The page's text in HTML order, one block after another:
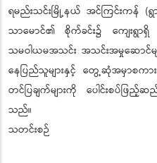
ရမည်းသင်းမြို့နယ် အင်ကြင်းကန် (ရွ
သာမောင်၏ စိုက်ခင်း၌ ကျေးရွာရှိ
သမဝါယမအသင်း အသင်းအမှုဆောင်မျာ
နေပြည်သူများနှင့် တွေ့ဆုံအမှာစကာ
တင်ပြချက်များကို ပေါင်းစပ်ဖြည့်
သည်။
သတင်းစဉ်